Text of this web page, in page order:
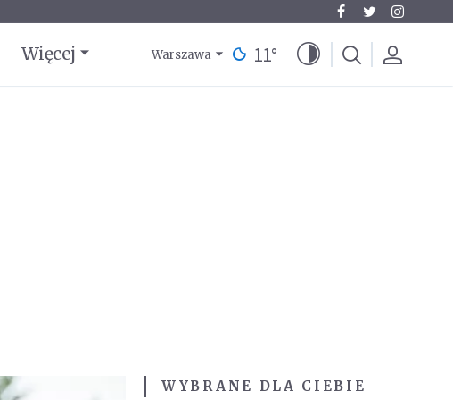
Więcej Warszawa 11°
WYBRANE DLA CIEBIE